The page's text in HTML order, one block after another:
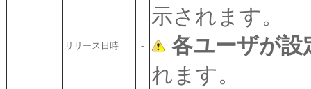
リリース日時 -
示されます。
各ユーザが設
れます。